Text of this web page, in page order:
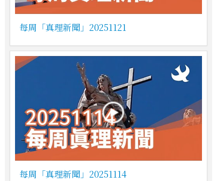
每周「真理新聞」20251121
每周「真理新聞」20251114